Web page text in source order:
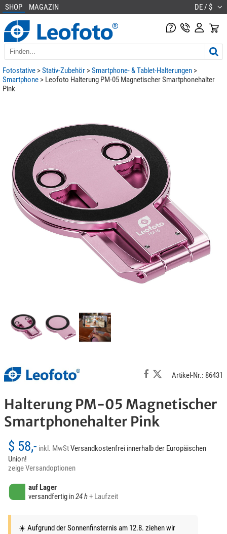
SHOP MAGAZIN DE / $
Fotostative >Stativ-Zubehör >Smartphone- & Tablet-Halterungen >
Smartphone > Leofoto Halterung PM-05 Magnetischer Smartphonehalter
Pink
Artikel-Nr.: 86431
Halterung PM-05 Magnetischer
Smartphonehalter Pink
$ 58,- inkl. MwStVersandkostenfrei innerhalb der Europäischen
Union!
zeige Versandoptionen
auf Lager
versandfertig in24 h+ Laufzeit
☀️ Aufgrund der Sonnenfinsternis am 12.8. ziehen wir